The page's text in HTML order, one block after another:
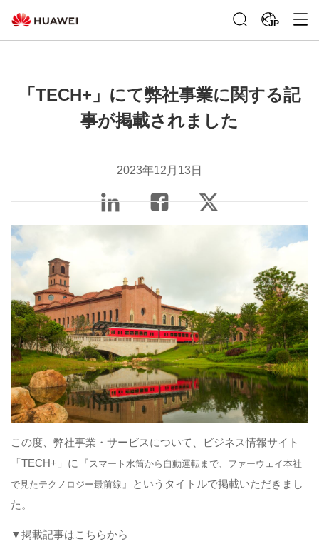
JP
「TECH+」にて弊社事業に関する記
事が掲載されました
2023年12月13日
この度、弊社事業・サービスについて、ビジネス情報サイト
「TECH+」に『スマート水筒から自動運転まで、ファーウェイ本社
で見たテクノロジー最前線 』というタイトルで掲載いただきまし
た。
▼掲載記事はこちらから